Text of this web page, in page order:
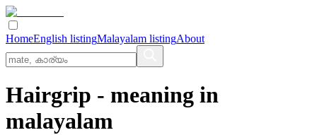
HomeEnglish listingMalayalam listingAbout
Hairgrip - meaning in
malayalam